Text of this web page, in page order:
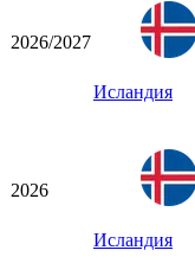
2026/2027
Исландия
2026
Исландия